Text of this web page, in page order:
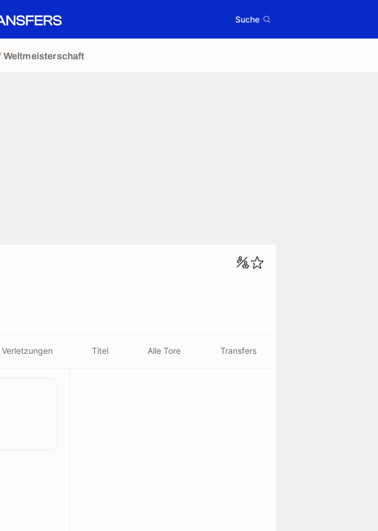
Suche
Weltmeisterschaft
Verletzungen Titel Alle Tore Transfers